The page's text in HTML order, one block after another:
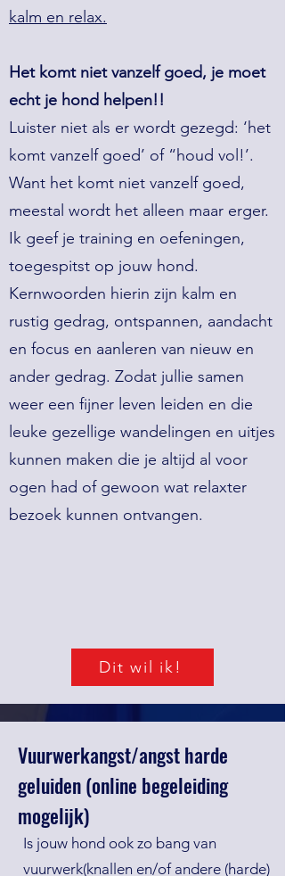
kalm en relax.
Het komt niet vanzelf goed, je moet
echt je hond helpen!!
Luister niet als er wordt gezegd: ‘het
komt vanzelf goed’ of “houd vol!’.
Want het komt niet vanzelf goed,
meestal wordt het alleen maar erger.
Ik geef je training en oefeningen,
toegespitst op jouw hond.
Kernwoorden hierin zijn kalm en
rustig gedrag, ontspannen, aandacht
en focus en aanleren van nieuw en
ander gedrag. Zodat jullie samen
weer een fijner leven leiden en die
leuke gezellige wandelingen en uitjes
kunnen maken die je altijd al voor
ogen had of gewoon wat relaxter
bezoek kunnen ontvangen.
Dit wil ik!
Vuurwerkangst/angst harde
geluiden (online begeleiding
mogelijk)
Is jouw hond ook zo bang van
vuurwerk(knallen en/of andere (harde)